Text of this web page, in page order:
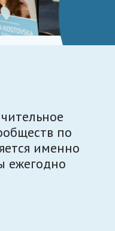
по
именно
ежегодно